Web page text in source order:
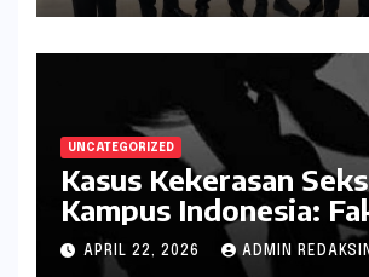
UNCATEGORIZED
Kasus Kekerasan
Kampus Indonesia:
Pola Berulang, dan
Penanganannya
APRIL 22, 2026 ADMIN